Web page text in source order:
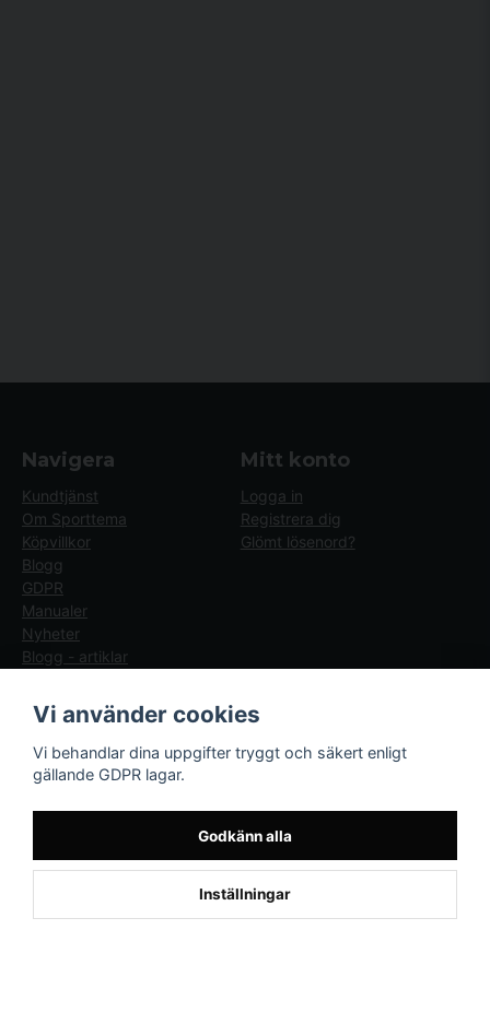
Navigera
Kundtjänst
Om Sporttema
Köpvillkor
Blogg
GDPR
Manualer
Nyheter
Blogg - artiklar
Mitt konto
Logga in
Registrera dig
Glömt lösenord?
Följ oss
AB
Drottninggatan 47
×
Kund frånAalborg SV
beställde Cable Flextower 2.0
Vi använder cookies
Vi behandlar dina uppgifter tryggt och säkert enligt
gällande GDPR lagar.
Godkänn alla
Inställningar